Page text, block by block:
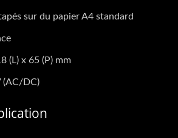
sur du papier A4 standard
(L) x 65 (P) mm
(AC/DC)